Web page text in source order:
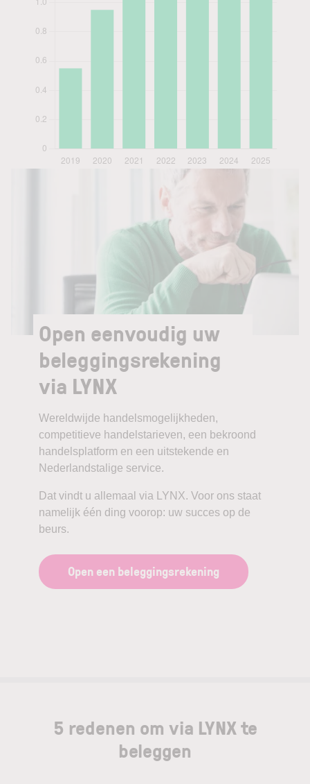
Open eenvoudig uw
beleggingsrekening
via LYNX
Wereldwijde handelsmogelijkheden,
competitieve handelstarieven, een bekroond
handelsplatform en een uitstekende en
Nederlandstalige service.
Dat vindt u allemaal via LYNX. Voor ons staat
namelijk één ding voorop: uw succes op de
beurs.
Open een beleggingsrekening
5 redenen om via LYNX te
beleggen